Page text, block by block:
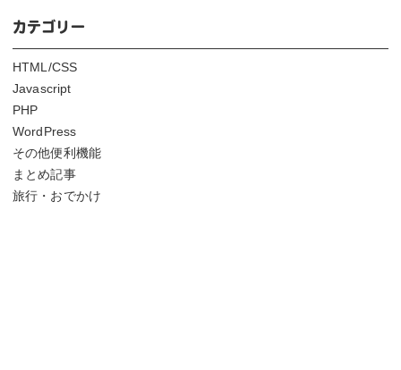
カテゴリー
HTML/CSS
Javascript
PHP
WordPress
その他便利機能
まとめ記事
旅行・おでかけ